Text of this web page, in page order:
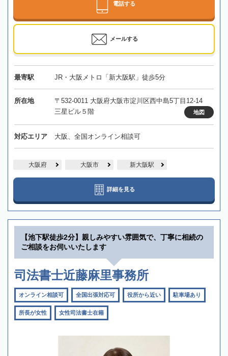
電話する
メールする
最寄駅 JR・大阪メトロ「新大阪駅」徒歩5分
所在地
〒532-0011 大阪府大阪市淀川区西中島5丁目12-14
三星ビル５階
地図
対応エリア 大阪、全国オンライン相談可
大阪府 大阪市 新大阪駅
詳細を見る
【池下駅徒歩2分】親しみやすい雰囲気で、丁寧に相続の
ご相談をお伺いいたします
司法書士近藤麻里事務所
オンライン相談可 全国出張対応可 役所から近い 駐車場あり
所長が女性 女性司法書士在籍